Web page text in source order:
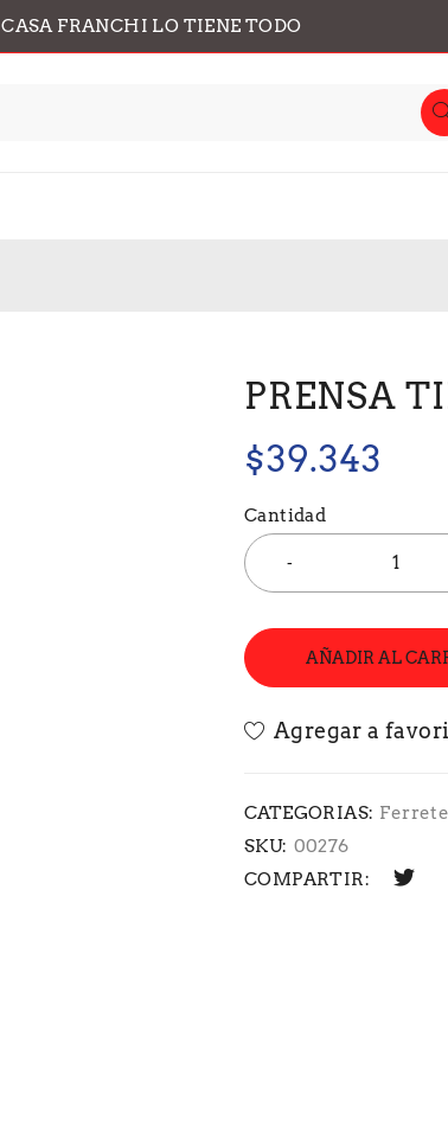
CASA FRANCHI LO TIENE TODO
PRENSA
$39.343
Cantidad
AÑADIR AL
CATEGORIAS:
SKU: 00276
COMPARTIR: